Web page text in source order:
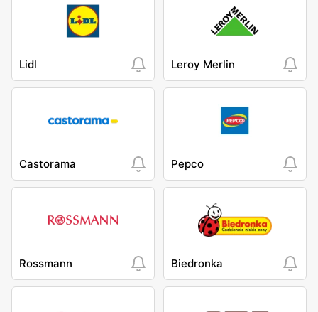
Lidl Leroy Merlin
Castorama Pepco
Rossmann Biedronka